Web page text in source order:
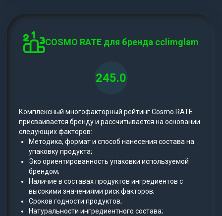
COSMO RATE для бренда cclimglam
245.0
Комплексный многофакторный рейтинг Cosmo RATE
присваивается бренду и рассчитывается на основании
следующих факторов:
Методика, формат и способ нанесения состава на
упаковку продукта;
Эко ориентированность упаковки используемой
брендом;
Наличие в составах продуктов ингредиентов с
высокими значениями риск факторов;
Сроков годности продуктов;
Натуральности ингредиентного состава;